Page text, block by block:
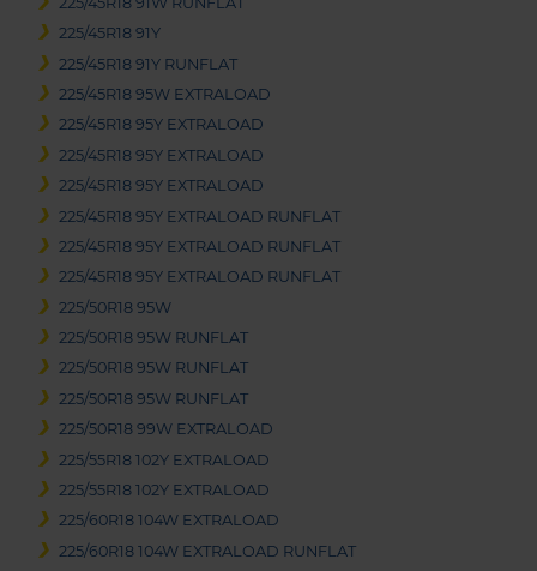
225/45R18 91Y
225/45R18 91Y RUNFLAT
225/45R18 95W EXTRALOAD
225/45R18 95Y EXTRALOAD
225/45R18 95Y EXTRALOAD
225/45R18 95Y EXTRALOAD
225/45R18 95Y EXTRALOAD RUNFLAT
225/45R18 95Y EXTRALOAD RUNFLAT
225/45R18 95Y EXTRALOAD RUNFLAT
225/50R18 95W
225/50R18 95W RUNFLAT
225/50R18 95W RUNFLAT
225/50R18 95W RUNFLAT
225/50R18 99W EXTRALOAD
225/55R18 102Y EXTRALOAD
225/55R18 102Y EXTRALOAD
225/60R18 104W EXTRALOAD
225/60R18 104W EXTRALOAD RUNFLAT